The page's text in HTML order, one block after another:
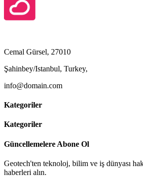
Cemal Gürsel, 27010
Şahinbey/Istanbul, Turkey,
info@domain.com
Kategoriler
Kategoriler
Güncellemelere Abone Ol
Geotech'ten teknoloj, bilim ve iş dünyası
haberleri alın.